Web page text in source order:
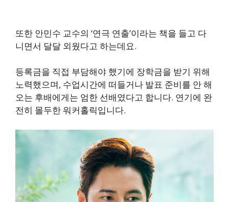
또한 안민수 교수의 ‘연극 연출’이라는 책을 들고 다
니면서 달달 외웠다고 하는데요.
등록금을 직접 부담해야 했기에 장학금을 받기 위해
노력했으며, 수업시간에 떠들거나 발표 준비를 안 해
오는 후배에게는 엄한 선배였다고 합니다. 연기에 완
전히 몰두한 워커홀릭입니다.